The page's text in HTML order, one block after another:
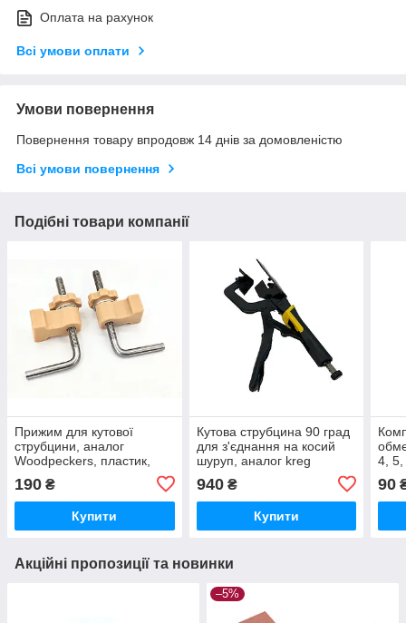
Оплата на рахунок
Всі умови оплати
Умови повернення
Повернення товару впродовж 14 днів за домовленістю
Всі умови повернення
Подібні товари компанії
Прижим для кутової
струбцини, аналог
Woodpeckers, пластик,
190 ₴
Купити
Кутова струбцина 90 град
для з'єднання на косий
шуруп, аналог kreg
940₴
Купити
4, 5,
90
Акційні пропозиції та новинки
–5%